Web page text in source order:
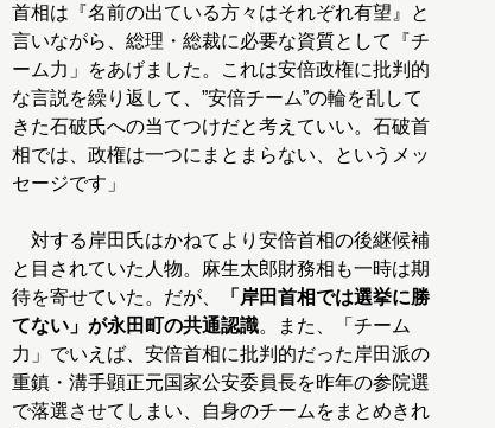
首相は『名前の出ている方々はそれぞれ有望』と
言いながら、総理・総裁に必要な資質として『チ
ーム力」をあげました。これは安倍政権に批判的
な言説を繰り返して、”安倍チーム”の輪を乱して
きた石破氏への当てつけだと考えていい。石破首
相では、政権は一つにまとまらない、というメッ
セージです」
対する岸田氏はかねてより安倍首相の後継候補
と目されていた人物。麻生太郎財務相も一時は期
待を寄せていた。だが、
「岸田首相では選挙に勝
てない」が永田町の共通認識。また、「チーム
力」でいえば、安倍首相に批判的だった岸田派の
重鎮・溝手顕正元国家公安委員長を昨年の参院選
で落選させてしまい、自身のチームをまとめきれ